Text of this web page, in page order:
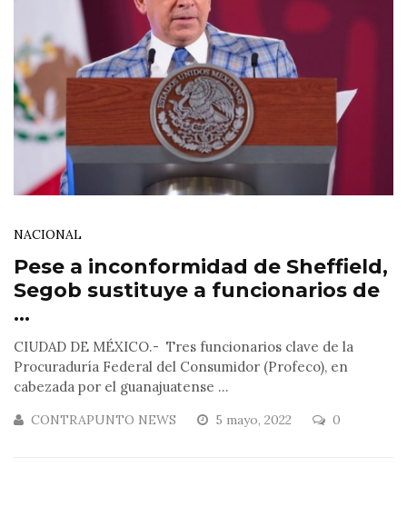
NACIONAL
Pese a inconformidad de Sheffield,
Segob sustituye a funcionarios de
...
CIUDAD DE MÉXICO.- Tres funcionarios clave de la
Procuraduría Federal del Consumidor (Profeco), en
cabezada por el guanajuatense ...
CONTRAPUNTO NEWS 5 mayo, 2022 0